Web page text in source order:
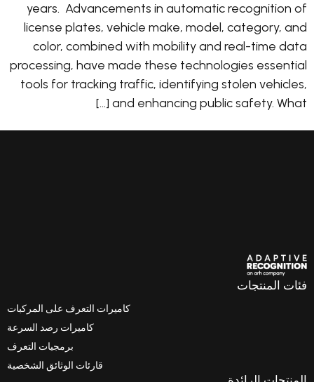
years. Advancements in automatic recognition of
license plates, vehicle make, model, category, and
color, combined with mobility and real-time data
processing, have made these technologies essential
tools for tracking traffic, identifying stolen vehicles,
and enhancing public safety. What […]
فئات المنتجات
كاميرات التعرف على المركبات
كاميرات رصد السرعة
برمجيات التعرف
قارئات الوثائق الشخصية